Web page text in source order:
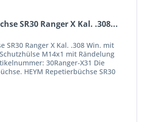
SR30 Ranger X Kal. .308...
SR30 Ranger X Kal. .308 Win. mit
M14x1 mit Rändelung
30Ranger-X31 Die
HEYM Repetierbüchse SR30